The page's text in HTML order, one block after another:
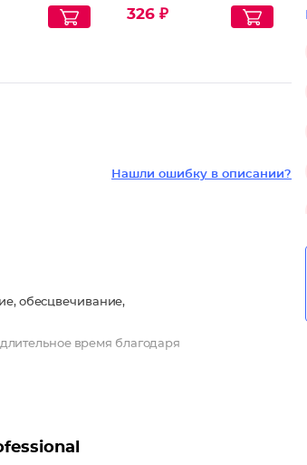
Масло арганы
326 ₽
Нашли ошибку в описании?
обесцвечивание,
время благодаря